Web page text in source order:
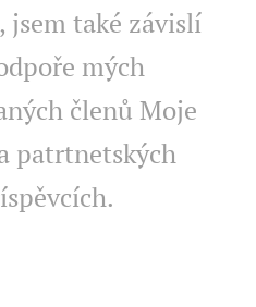
jsem také závislí
mých
členů Moje
patrtnetských